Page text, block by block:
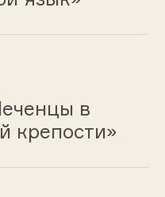
в
крепости»